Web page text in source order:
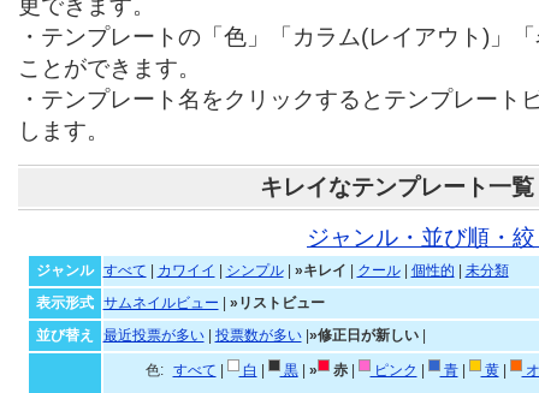
更できます。
・テンプレートの「色」「カラム(レイアウト)」
ことができます。
・テンプレート名をクリックするとテンプレート
します。
キレイなテンプレート一覧
ジャンル・並び順・
ジャンル すべて カワイイ シンプル| »キレイ クール| 個性的
未分類
表示形式
サムネイルビュー
»リストビュー
並び替え
最近投票が多い| 投票数が多い| »修正日が新しい|
色: すべて 白 黒| » 赤| ピンク 青| 黄|